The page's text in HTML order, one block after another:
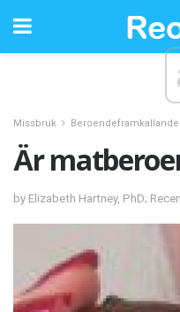
Missbruk
Är
by Elizabeth Hartney, PhD;